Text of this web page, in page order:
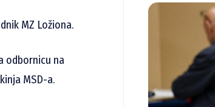
MZ Ložiona.
odbornicu na
MSD-a.